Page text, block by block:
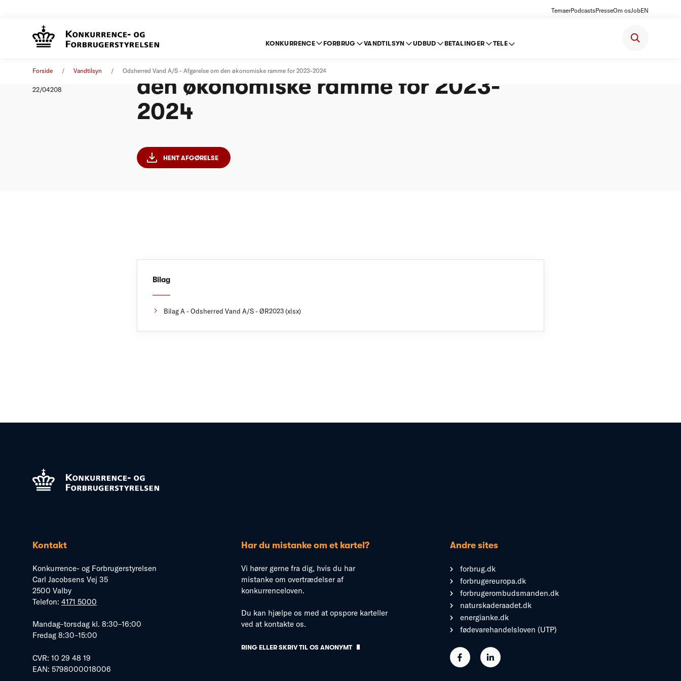
TemaerPodcastsPresseOm osJobEN
KONKURRENCE FORBRUG VANDTILSYN UDBUD BETALINGER TELE
Forside Vandtilsyn Odsherred Vand A/S - Afgørelse om den økonomiske ramme for 2023-2024
22/04208
den økonomiske ramme for 2023-
2024
HENT AFGØRELSE
Bilag
Bilag A - Odsherred Vand A/S - ØR2023 (xlsx)
Kontakt
Konkurrence- og Forbrugerstyrelsen
Carl Jacobsens Vej 35
2500 Valby
Telefon: 4171 5000
Mandag–torsdag kl. 8:30–16:00
Fredag 8:30–15:00
CVR: 10 29 48 19
EAN: 5798000018006
Har du mistanke om et kartel?
Vi hører gerne fra dig, hvis du har
mistanke om overtrædelser af
konkurrenceloven.
Du kan hjælpe os med at opspore karteller
ved at kontakte os.
RING ELLER SKRIV TIL OS ANONYMT
Andre sites
forbrug.dk
forbrugereuropa.dk
forbrugerombudsmanden.dk
naturskaderaadet.dk
energianke.dk
fødevarehandelsloven (UTP)